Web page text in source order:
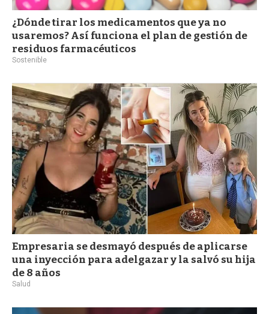
¿Dónde tirar los medicamentos que ya no
usaremos? Así funciona el plan de gestión de
residuos farmacéuticos
Sostenible
Empresaria se desmayó después de aplicarse
una inyección para adelgazar y la salvó su hija
de 8 años
Salud